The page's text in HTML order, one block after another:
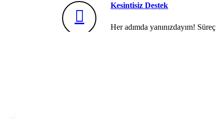
Kesintisiz Destek
Her adımda yanınızdayım!